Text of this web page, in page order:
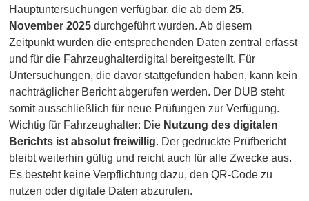
Hauptuntersuchungen verfügbar, die ab dem25.
November 2025 durchgeführt wurden. Ab diesem
Zeitpunkt wurden die entsprechenden Daten zentral erfasst
und für die Fahrzeughalterdigital bereitgestellt. Für
Untersuchungen, die davor stattgefunden haben, kann kein
nachträglicher Bericht abgerufen werden. Der DUB steht
somit ausschließlich für neue Prüfungen zur Verfügung.
Wichtig für Fahrzeughalter: Die Nutzung des digitalen
Berichts ist absolut freiwillig. Der gedruckte Prüfbericht
bleibt weiterhin gültig und reicht auch für alle Zwecke aus.
Es besteht keine Verpflichtung dazu, den QR-Code zu
nutzen oder digitale Daten abzurufen.